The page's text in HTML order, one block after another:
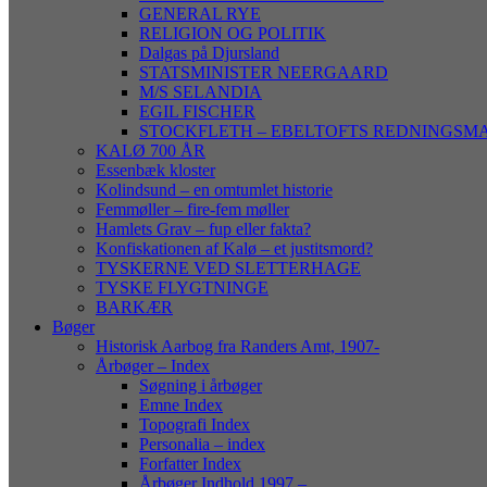
GENERAL RYE
RELIGION OG POLITIK
Dalgas på Djursland
STATSMINISTER NEERGAARD
M/S SELANDIA
EGIL FISCHER
STOCKFLETH – EBELTOFTS
KALØ 700 ÅR
Essenbæk kloster
Kolindsund – en omtumlet historie
Femmøller – fire-fem møller
Hamlets Grav – fup eller fakta?
Konfiskationen af Kalø – et justitsmord?
TYSKERNE VED SLETTERHAGE
TYSKE FLYGTNINGE
BARKÆR
Bøger
Historisk Aarbog fra Randers Amt, 1907-
Årbøger – Index
Søgning i årbøger
Emne Index
Topografi Index
Personalia – index
Forfatter Index
Årbøger Indhold 1997 –